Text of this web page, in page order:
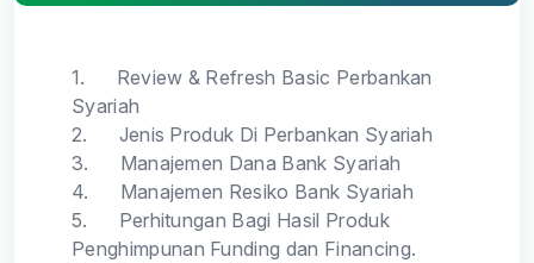
1.
Review & Refresh Basic Perbankan
Syariah
2.
Jenis Produk Di Perbankan Syariah
3.
Manajemen Dana Bank Syariah
4.
Manajemen Resiko Bank Syariah
5.
Perhitungan Bagi Hasil Produk
Penghimpunan Funding dan Financing.